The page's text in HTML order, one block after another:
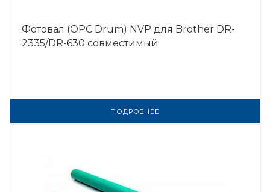
Фотовал (OPC Drum) NVP для Brother DR-
2335/DR-630 совместимый
ПОДРОБНЕЕ